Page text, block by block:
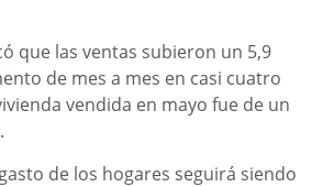
que las ventas subieron un 5,9
de mes a mes en casi cuatro
vendida en mayo fue de un
de los hogares seguirá siendo